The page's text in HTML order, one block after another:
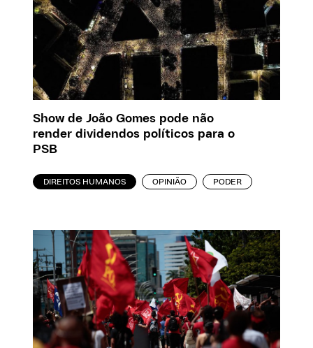
Show de João Gomes pode não
render dividendos políticos para o
PSB
DIREITOS HUMANOS OPINIÃO PODER